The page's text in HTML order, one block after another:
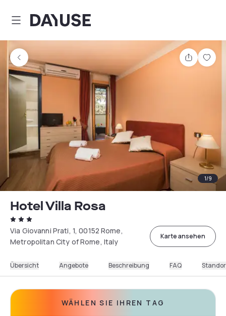
Dayuse
Teilen
1/9
Hotel Villa Rosa
Via Giovanni Prati, 1, 00152 Rome,
Metropolitan City of Rome, Italy
Karte ansehen
Übersicht Angebote Beschreibung FAQ
WÄHLEN SIE IHREN TAG